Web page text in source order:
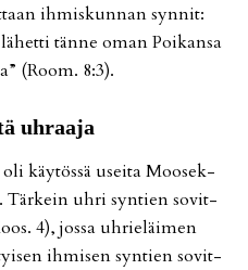
ih­mis­kun­nan syn­nit:
tän­ne oman Poi­kan­sa
(Room. 8:3).
uh­raa­ja
käy­tös­sä usei­ta Moo­sek­
Tär­kein uh­ri syn­tien so­vit­
4), jos­sa uh­rie­läi­men
ih­mi­sen syn­tien so­vit­